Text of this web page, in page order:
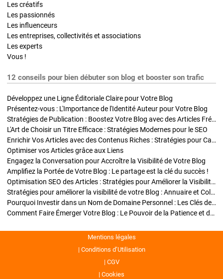
Les créatifs
Les passionnés
Les influenceurs
Les entreprises, collectivités et associations
Les experts
Vous !
12 conseils pour bien débuter son blog et booster son trafic
Développez une Ligne Éditoriale Claire pour Votre Blog
Présentez-vous : L'Importance de l'Identité Auteur pour Votre Blog
Stratégies de Publication : Boostez Votre Blog avec des Articles Fréquents et Exclusifs
L'Art de Choisir un Titre Efficace : Stratégies Modernes pour le SEO
Enrichir Vos Articles avec des Contenus Riches : Stratégies pour Captiver et Optimiser
Optimiser vos Articles grâce aux Liens
Engagez la Conversation pour Accroître la Visibilité de Votre Blog
Amplifiez la Portée de Votre Blog : Le partage est la clé du succès !
Optimisation SEO des Articles : Stratégies pour Améliorer la Visibilité de Votre Blog
Stratégies pour améliorer la visibilité de votre Blog : Annuaire et Collaborations
Pourquoi Investir dans un Nom de Domaine Personnel : Les Clés de la Réussite de Votre Blog
Comment Faire Émerger Votre Blog : Le Pouvoir de la Patience et de la Persévérance
Mentions légales
Conditions d’Utilisation
CGV
Cookies